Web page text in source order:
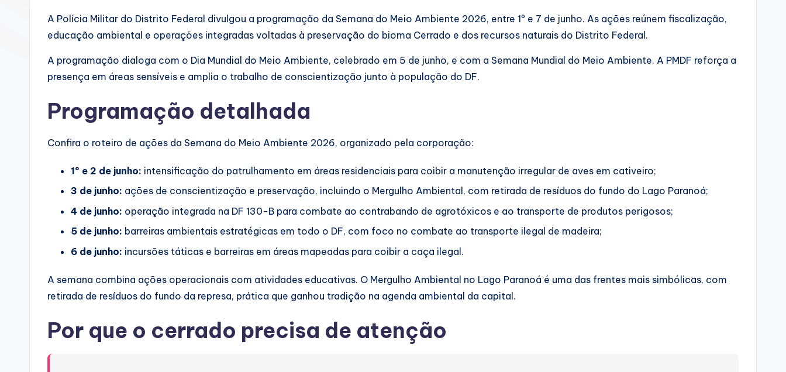
A Polícia Militar do Distrito Federal divulgou a programação da Semana do Meio Ambiente 2026, entre 1º e 7 de junho. As ações reúnem fiscalização,
educação ambiental e operações integradas voltadas à preservação do bioma Cerrado e dos recursos naturais do Distrito Federal.
A programação dialoga com o Dia Mundial do Meio Ambiente, celebrado em 5 de junho, e com a Semana Mundial do Meio Ambiente. A PMDF reforça a
presença em áreas sensíveis e amplia o trabalho de conscientização junto à população do DF.
Programação detalhada
Confira o roteiro de ações da Semana do Meio Ambiente 2026, organizado pela corporação:
1º e 2 de junho: intensificação do patrulhamento em áreas residenciais para coibir a manutenção irregular de aves em cativeiro;
3 de junho: ações de conscientização e preservação, incluindo o Mergulho Ambiental, com retirada de resíduos do fundo do Lago Paranoá;
4 de junho: operação integrada na DF 130-B para combate ao contrabando de agrotóxicos e ao transporte de produtos perigosos;
5 de junho: barreiras ambientais estratégicas em todo o DF, com foco no combate ao transporte ilegal de madeira;
6 de junho: incursões táticas e barreiras em áreas mapeadas para coibir a caça ilegal.
A semana combina ações operacionais com atividades educativas. O Mergulho Ambiental no Lago Paranoá é uma das frentes mais simbólicas, com
retirada de resíduos do fundo da represa, prática que ganhou tradição na agenda ambiental da capital.
Por que o cerrado precisa de atenção